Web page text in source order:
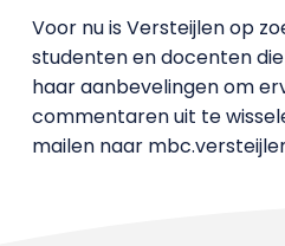
Voor nu is Versteijlen op
studenten en docenten
haar aanbevelingen om
commentaren uit te
mailen naar